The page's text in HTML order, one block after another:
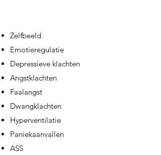
Zelfbeeld
Emotieregulatie
Depressieve klachten
Angstklachten
Faalangst
Dwangklachten
Hyperventilatie
Paniekaanvallen
ASS